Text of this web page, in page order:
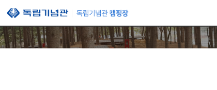
본문 바로가기